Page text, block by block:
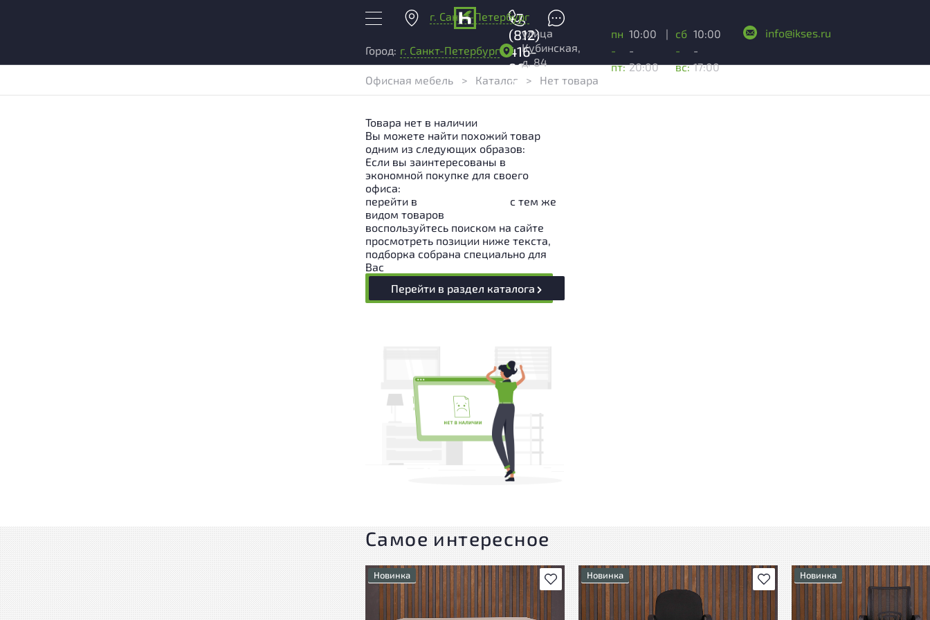
г. Санкт-Петербург
+7
(812)
416-
96-
99
Город: г. Санкт-Петербург
улица
Кубинская,
д. 84
пн
-
пт:
10:00
-
20:00
|
сб
-
вс:
10:00
-
17:00
info@ikses.ru
Офисная мебель > Каталог > Нет товара
Товара нет в наличии
Вы можете найти похожий товар
одним из следующих образов:
Если вы заинтересованы в
экономной покупке для своего
офиса:
перейти в
с тем же
видом товаров
воспользуйтесь поиском на сайте
просмотреть позиции ниже текста,
подборка собрана специально для
Вас
Перейти в раздел каталога
Самое интересное
В избранное
Новинка В избранное
Новинка Новинка